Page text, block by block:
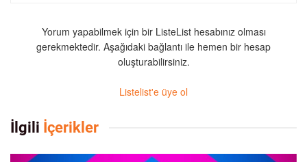
Yorum yapabilmek için bir ListeList hesabınız olması
gerekmektedir. Aşağıdaki bağlantı ile hemen bir hesap
oluşturabilirsiniz.
Listelist'e üye ol
İlgili İçerikler